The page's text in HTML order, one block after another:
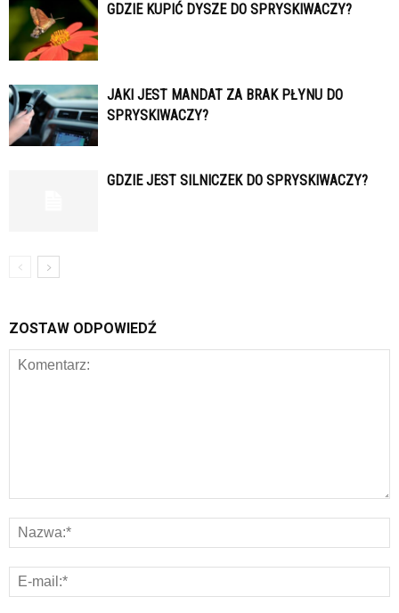
GDZIE KUPIĆ DYSZE DO SPRYSKIWACZY?
JAKI JEST MANDAT ZA BRAK PŁYNU DO
SPRYSKIWACZY?
GDZIE JEST SILNICZEK DO SPRYSKIWACZY?
ZOSTAW ODPOWIEDŹ